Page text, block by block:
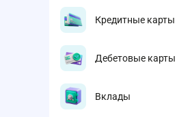
Кредитные карты
Дебетовые карты
Вклады